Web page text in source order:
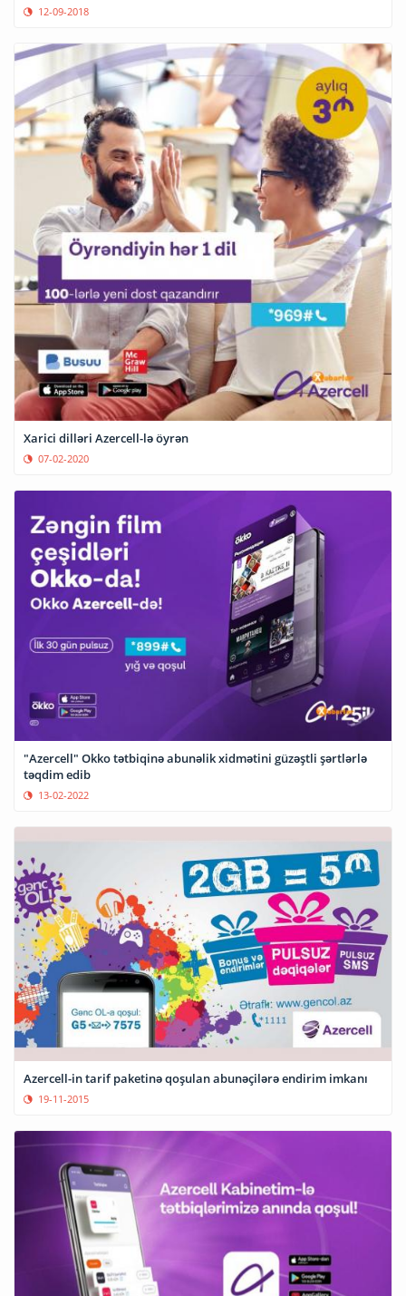
12-09-2018
Xarici dilləri Azercell-lə öyrən
07-02-2020
"Azercell" Okko tətbiqinə abunəlik xidmətini güzəştli şərtlərlə
təqdim edib
13-02-2022
Azercell-in tarif paketinə qoşulan abunəçilərə endirim imkanı
19-11-2015